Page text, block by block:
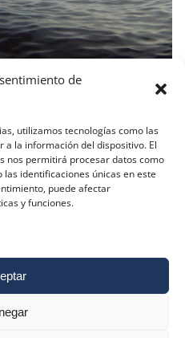
de
utilizamos tecnologías como las
la información del dispositivo. El
nos permitirá procesar datos como
identificaciones únicas en este
puede afectar
y funciones.
Ibiza
El próximo miércoles
(Dufour 425) pondrá
Antonio). Saldremos
el resto, como no puede
de la meteo,